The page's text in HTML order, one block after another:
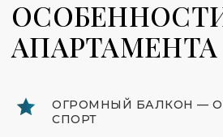
ОГРОМНЫЙ БАЛКОН —
СПОРТ